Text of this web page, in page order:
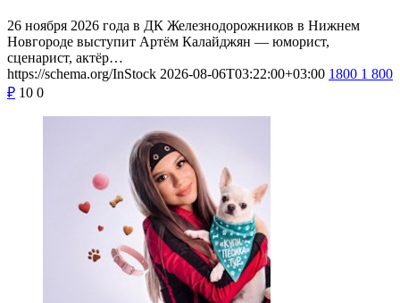
26 ноября 2026 года в ДК Железнодорожников в Нижнем
Новгороде выступит Артём Калайджян — юморист,
сценарист, актёр…
https://schema.org/InStock 2026-08-06T03:22:00+03:00 1800 1 800
₽ 10 0